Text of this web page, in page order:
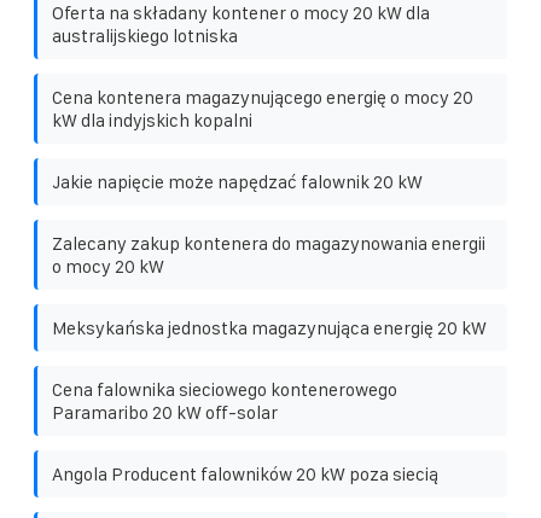
Oferta na składany kontener o mocy 20 kW dla
australijskiego lotniska
Cena kontenera magazynującego energię o mocy 20
kW dla indyjskich kopalni
Jakie napięcie może napędzać falownik 20 kW
Zalecany zakup kontenera do magazynowania energii
o mocy 20 kW
Meksykańska jednostka magazynująca energię 20 kW
Cena falownika sieciowego kontenerowego
Paramaribo 20 kW off-solar
Angola Producent falowników 20 kW poza siecią